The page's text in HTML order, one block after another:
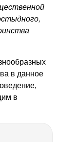
в данное
в